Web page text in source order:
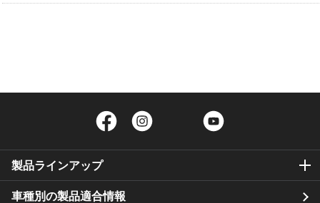
Facebook Twitter
製品ラインアップ
車種別の製品適合情報